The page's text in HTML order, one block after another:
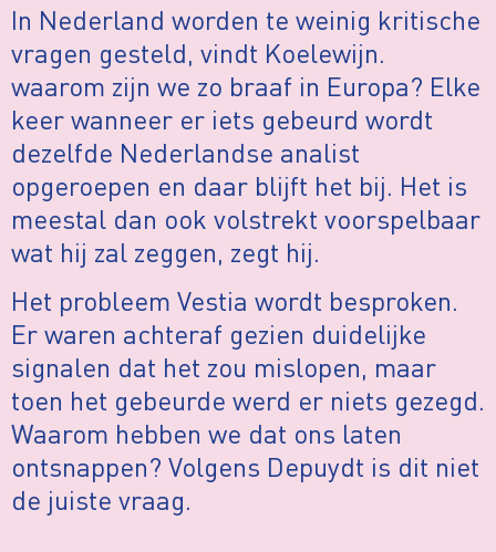
In Nederland worden te weinig kritische
vragen gesteld, vindt Koelewijn.
waarom zijn we zo braaf in Europa? Elke
keer wanneer er iets gebeurd wordt
dezelfde Nederlandse analist
opgeroepen en daar blijft het bij. Het is
meestal dan ook volstrekt voorspelbaar
wat hij zal zeggen, zegt hij.
Het probleem Vestia wordt besproken.
Er waren achteraf gezien duidelijke
signalen dat het zou mislopen, maar
toen het gebeurde werd er niets gezegd.
Waarom hebben we dat ons laten
ontsnappen? Volgens Depuydt is dit niet
de juiste vraag.